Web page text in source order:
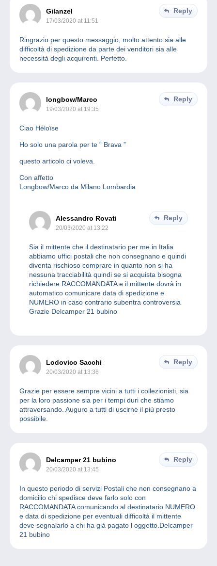
Gilanzel
17/03/2020 at 11:51
Reply
Ringrazio per questo messaggio, molto attento sia alle
difficoltà di spedizione da parte dei venditori sia alle
necessità degli acquirenti. Perfetto.
longbow/Marco
19/03/2020 at 19:35
Reply
Ciao Héloïse
Ho solo una parola per te ” Brava ”
questo articolo ci voleva.
Con affetto
Longbow/Marco da Milano Lombardia
Alessandro Rovati
20/03/2020 at 13:22
Reply
Sia il mittente che il destinatario per me in Italia
abbiamo uffici postali che non consegnano e quindi
diventa rischioso comprare in quanto non si ha
nessuna tracciabilità quindi se si acquista bisogna
richiedere RACCOMANDATA e il mittente dovrà in
automatico comunicare data di spedizione e
NUMERO in caso contrario subentra controversia
Grazie Delcamper 21 bubino
Lodovico Sacchi
20/03/2020 at 13:36
Reply
Grazie per essere sempre vicini a tutti i collezionisti, sia
per la loro passione sia per i tempi duri che stiamo
attraversando. Auguro a tutti di uscirne il più presto
possibile.
Delcamper 21 bubino
20/03/2020 at 13:45
Reply
In questo periodo di servizi Postali che non consegnano a
domicilio chi spedisce deve farlo solo con
RACCOMANDATA comunicando al destinatario NUMERO
e data di spedizione per eventuali difficoltà il mittente
deve segnalarlo a chi ha già pagato l oggetto.Delcamper
21 bubino